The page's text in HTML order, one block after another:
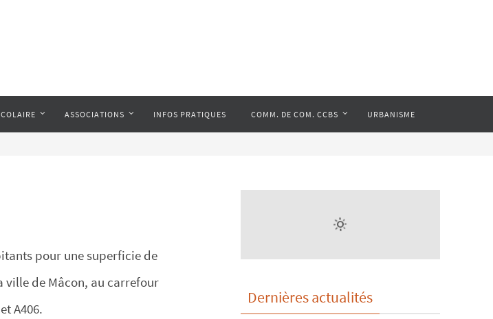
ASSOCIATIONS INFOS PRATIQUES COMM. DE COM. CCBS URBANISME
pour une superficie de
ville de Mâcon, au carrefour
A406.
Dernières actualités